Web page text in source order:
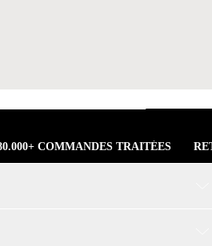
COMMANDES TRAITÉES